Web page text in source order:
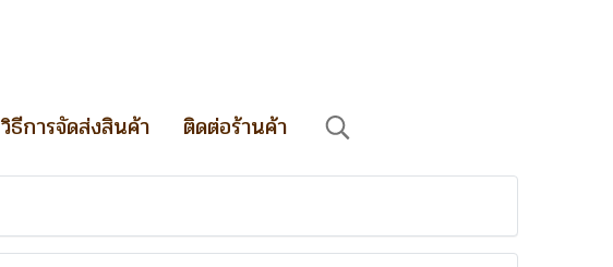
วิธีการจัดส่งสินค้า ติดต่อร้านค้า